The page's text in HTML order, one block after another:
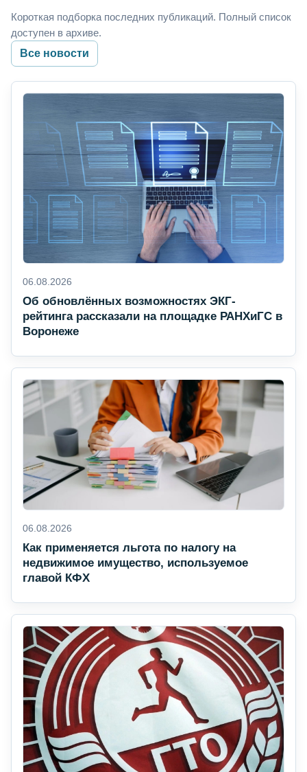
Короткая подборка последних публикаций. Полный список
доступен в архиве.
Все новости
06.08.2026
Об обновлённых возможностях ЭКГ-
рейтинга рассказали на площадке РАНХиГС в
Воронеже
06.08.2026
Как применяется льгота по налогу на
недвижимое имущество, используемое
главой КФХ